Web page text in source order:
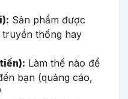
Sản phẩm được
truyền thống hay
Làm thế nào để
bạn (quảng cáo,